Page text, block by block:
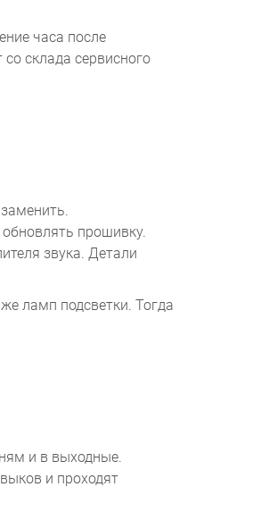
часа после
склада сервисного
прошивку.
звука. Детали
ламп подсветки. Тогда
и в выходные.
и проходят